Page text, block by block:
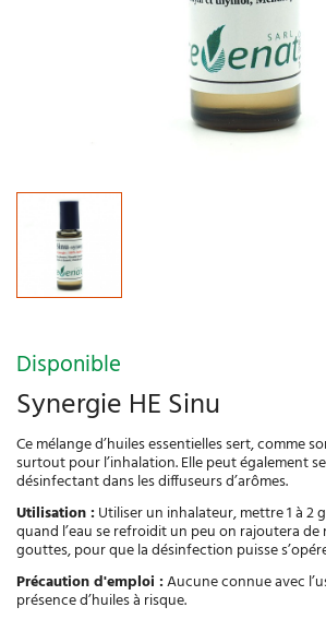
Disponible
Synergie HE Sinu
Ce mélange d’huiles essentielles sert, comme
surtout pour l’inhalation. Elle peut également
désinfectant dans les diffuseurs d’arômes.
Utilisation :Utiliser un inhalateur, mettre 1 à 2
quand l’eau se refroidit un peu on rajoutera
gouttes, pour que la désinfection puisse
Précaution d'emploi :Aucune connue avec
présence d’huiles à risque.